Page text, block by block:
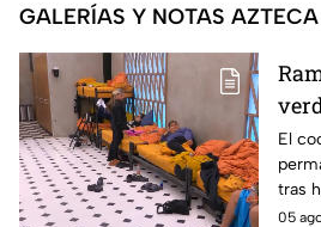
GALERÍAS Y NOTAS
que
24/7
El
tras
05